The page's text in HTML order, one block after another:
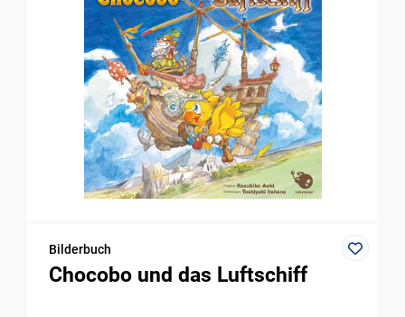
Bilderbuch
Chocobo und das Luftschiff